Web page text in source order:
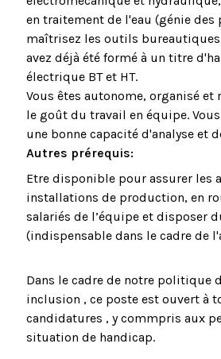
en traitement de l'eau (génie des
maîtrisez les outils bureautiques
avez déjà été formé à un titre
électrique BT et HT.
Vous êtes autonome, organisé et
le goût du travail en équipe.
une bonne capacité d'analyse et
Autres prérequis:
Etre disponible pour assurer les
installations de production, en
salariés de l’équipe et disposer
(indispensable dans le cadre de
Dans le cadre de notre politique
inclusion , ce poste est ouvert à
candidatures , y commpris aux
situation de handicap.